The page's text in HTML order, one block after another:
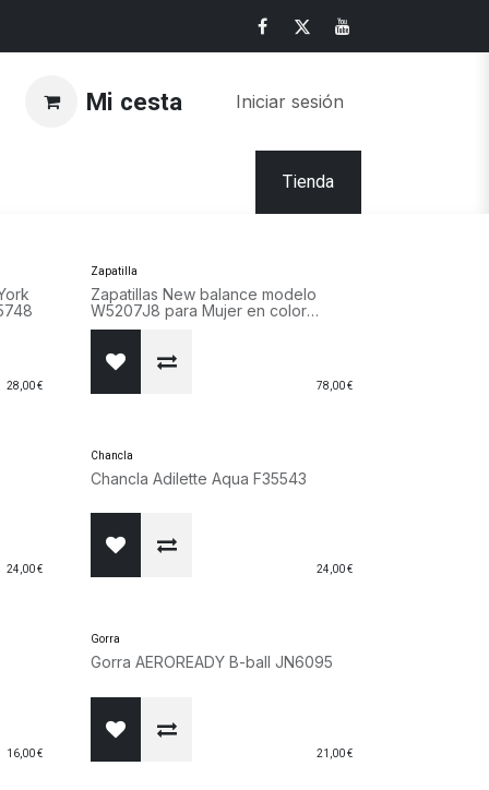
Mi cesta Iniciar sesión
Tienda
28,00€
Zapatilla
Zapatillas New balance modelo
W5207J8 para Mujer en color
beige. W5207J8
78,00€
24,00€
Chancla
Chancla Adilette Aqua F35543
24,00€
16,00€
Gorra
Gorra AEROREADY B-ball JN6095
21,00€